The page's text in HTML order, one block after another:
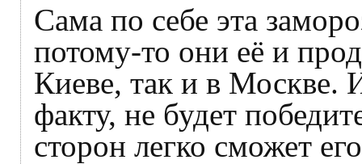
Сама по себе эта
потому-то они её и
Киеве, так и в Москве.
факту, не будет
сторон легко сможет